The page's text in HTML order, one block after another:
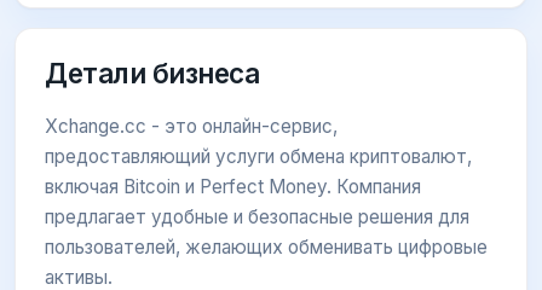
Детали бизнеса
Xchange.cc - это онлайн-сервис,
предоставляющий услуги обмена криптовалют,
включая Bitcoin и Perfect Money. Компания
предлагает удобные и безопасные решения для
пользователей, желающих обменивать цифровые
активы.